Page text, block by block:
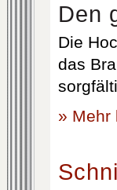
Den
Die
das
»